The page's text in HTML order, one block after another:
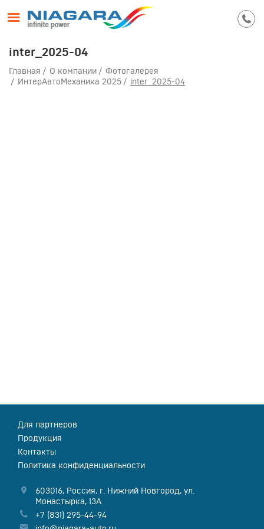
inter_2025-04
Главная О компании
Фотогалерея
ИнтерАвтоМеханика 2025
inter_2025-04
Для партнеров
Продукция
Контакты
Политика конфиденциальности
603016, Россия, г. Нижний Новгород, ул.
Монастырка, 13А
+7 (831) 295-44-94